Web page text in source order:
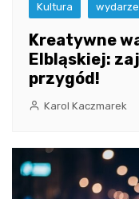
Kultura
Kreatywne
Elbląskiej:
przygód!
Karol Kaczmarek